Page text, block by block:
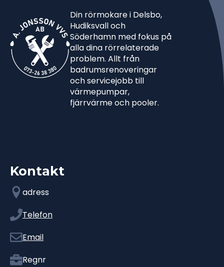
Din rörmokare i Delsbo,
Hudiksvall och
Söderhamn med fokus på
alla dina rörrelaterade
problem. Allt från
badrumsrenoveringar
och servicejobb till
värmepumpar,
fjärrvärme och pooler.
Kontakt
adress
Telefon
Email
Regnr